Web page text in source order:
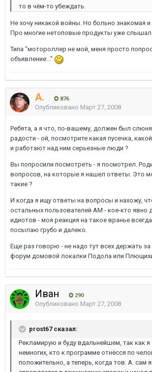
то в чём-то убеждать.
Не хочу никакой войны. Но больно знакомая
Про многие нетоповые продукты уже слышал
Типа "мотороллер не мой, меня просто
объявление..."
A. 876
Опубликовано Март 27, 2008
Ребята, а я что, по-вашему, должен был
радости - ой, посмотрите какая пусечка,
и работают над ним серьезные люди ?
Вы попросили посмотреть - я посмотрел.
вопросов, на которые я нашел ответы. Это
такие ?
И когда я ищу ответы на вопросы и нахожу,
остальных пользователей АМ - кое-кто явно
идиотов - моя реакция на такое вранье
посылаю грубо и далеко.
Еще раз говорю - не надо тут всех держать
форум домовой локалки Подола или
Иван 290
Опубликовано Март 27, 2008
prost67 сказал:
Рекламирую и буду вдальнейшем, так как я
немногих, кто к программе отнёсся по
положительно, а теперь, когда тов. А. сам